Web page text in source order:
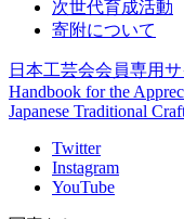
次世代育成活動
寄附について
日本工芸会会員専用サ
Handbook for the
Japanese Traditional
Twitter
Instagram
YouTube